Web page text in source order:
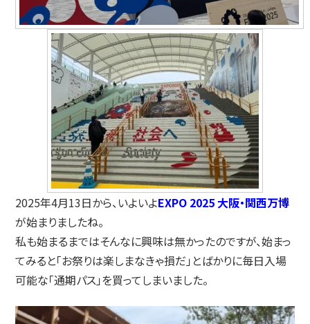
2025年4月13日から、いよいよEXPO 2025 大阪・関西万博
が始まりましたね。
私も始まるまではそんなに興味は無かったのですが、始まっ
てみると「お祭りは楽しまなきゃ損だ」とばかりに毎日入場
可能な「通期パス」を買ってしまいました。